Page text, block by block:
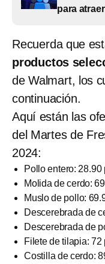
para
Recuerda que
productos
de Walmart, los
continuación.
Aquí están las
del Martes de
2024:
Pollo entero: 28.90
Molida de cerdo:
Muslo de pollo:
Descerebrada de
Descerebrada de
Filete de tilapia: 72
Costilla de cerdo: